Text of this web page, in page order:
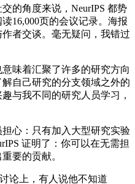
角度来说，NeurIPS 都势
16,000页的会议记录。海报
者交谈。毫无疑问，我错过
味着汇聚了许多的研究方向
自己研究的分支领域之外的
与我不同的研究人员学习，
心：只有加入大型研究实验
证明了：你可以在无需担
要的贡献。
上，有人说他不知道